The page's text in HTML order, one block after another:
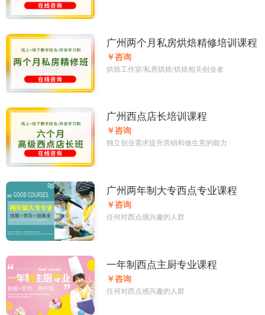
广州两个月私房烘焙精修培训课程
￥咨询
烘焙工作室/私房烘焙/烘焙相关创业者
广州西点店长培训课程
￥咨询
独立创业需求提升营销和做生意的能力
广州两年制大专西点专业课程
￥咨询
任何对西点感兴趣的人群
一年制西点主厨专业课程
￥咨询
任何对西点感兴趣的人群